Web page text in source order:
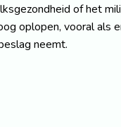
of het
oplopen, vooral als
neemt.